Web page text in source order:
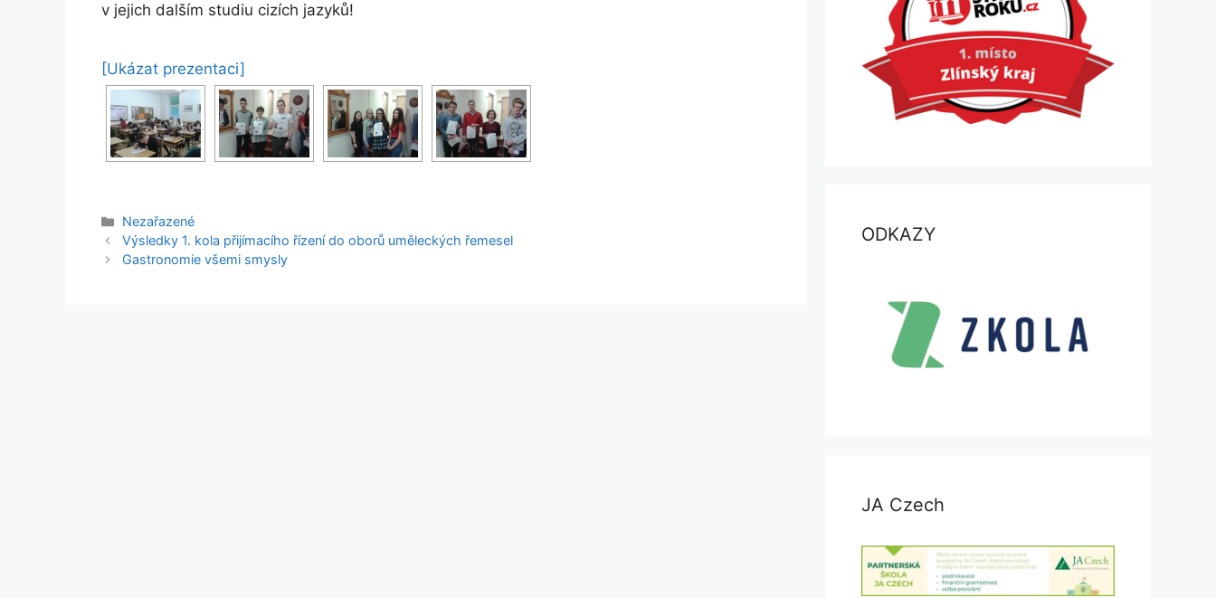
v jejich dalším studiu cizích jazyků!
[Ukázat prezentaci]
Rubriky
Nezařazené
Výsledky 1. kola přijímacího řízení do oborů uměleckých řemesel
Gastronomie všemi smysly
ODKAZY
JA Czech